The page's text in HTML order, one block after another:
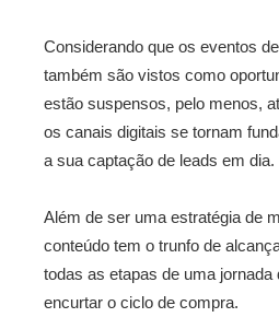
Considerando que os eventos
também são vistos como
estão suspensos, pelo menos,
os canais digitais se tornam
a sua captação de leads em dia.
Além de ser uma estratégia de
conteúdo tem o trunfo de
todas as etapas de uma jornada
encurtar o ciclo de compra.